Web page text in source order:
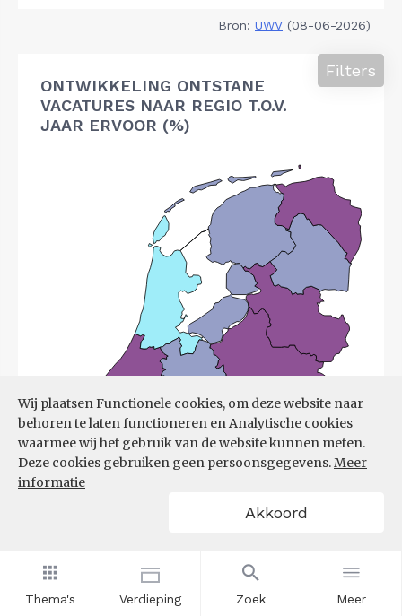
Thema's Verdieping Zoek Meer
Wij plaatsen Functionele cookies, om deze website naar
behoren te laten functioneren en Analytische cookies
waarmee wij het gebruik van de website kunnen meten.
Deze cookies gebruiken geen persoonsgegevens.Meer
informatie
Akkoord
Bron: UWV (08-06-2026)
ONTWIKKELING ONTSTANE
VACATURES NAAR REGIO T.O.V.
JAAR ERVOOR (%)
Filters
Bron:UWV (08-06-2026)